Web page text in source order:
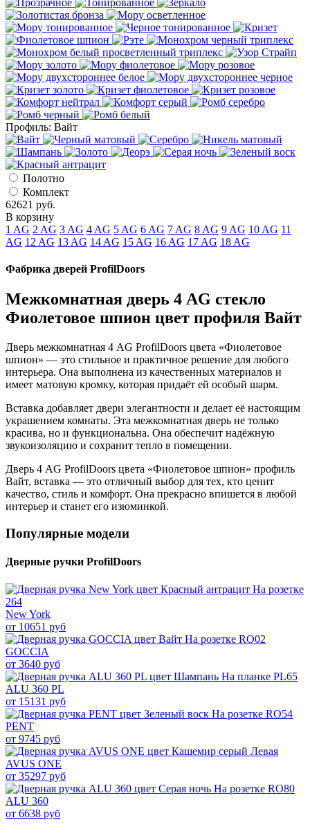
Профиль: Вайт
Полотно
Комплект
62621 руб.
В корзину
1 AG 2 AG 3 AG 4 AG 5 AG 6 AG 7 AG 8 AG 9 AG 10 AG 11
AG 12 AG 13 AG 14 AG 15 AG 16 AG 17 AG 18 AG
Фабрика дверей ProfilDoors
Межкомнатная дверь 4 AG стекло
Фиолетовое шпион цвет профиля Вайт
Дверь межкомнатная 4 AG ProfilDoors цвета «Фиолетовое
шпион» — это стильное и практичное решение для любого
интерьера. Она выполнена из качественных материалов и
имеет матовую кромку, которая придаёт ей особый шарм.
Вставка добавляет двери элегантности и делает её настоящим
украшением комнаты. Эта межкомнатная дверь не только
красива, но и функциональна. Она обеспечит надёжную
звукоизоляцию и сохранит тепло в помещении.
Дверь 4 AG ProfilDoors цвета «Фиолетовое шпион» профиль
Вайт, вставка — это отличный выбор для тех, кто ценит
качество, стиль и комфорт. Она прекрасно впишется в любой
интерьер и станет его изюминкой.
Популярные модели
Дверные ручки ProfilDoors
New York
от 10651 руб
GOCCIA
от 3640 руб
ALU 360 PL
от 15131 руб
PENT
от 9745 руб
AVUS ONE
от 35297 руб
ALU 360
от 6638 руб